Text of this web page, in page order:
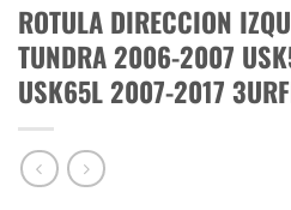
ROTULA DIRECCION
TUNDRA 2006-2007
USK65L 2007-2017